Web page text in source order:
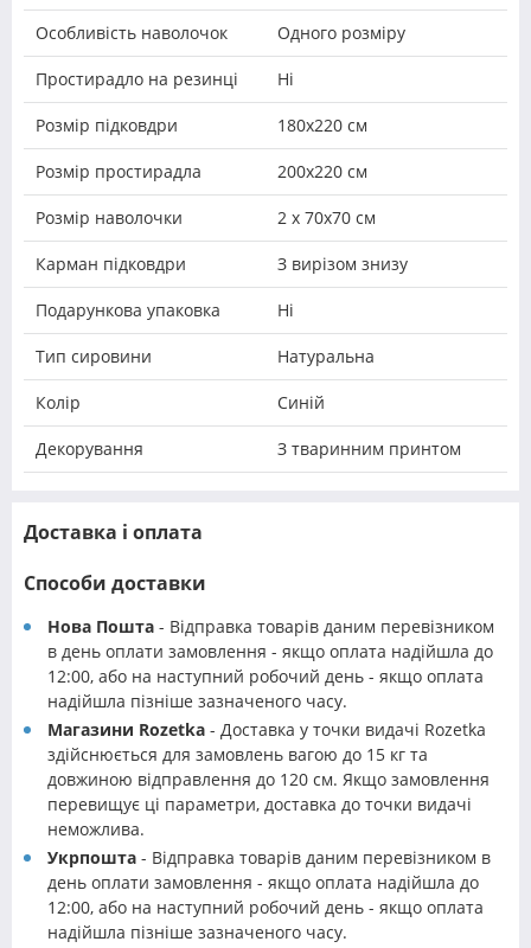
Особливість наволочок Одного розміру
Простирадло на резинці Ні
Розмір підковдри 180х220 см
Розмір простирадла 200х220 см
Розмір наволочки 2 х 70х70 см
Карман підковдри З вирізом знизу
Подарункова упаковка Ні
Тип сировини Натуральна
Колір Синій
Декорування З тваринним принтом
Доставка і оплата
Способи доставки
Нова Пошта - Відправка товарів даним перевізником
в день оплати замовлення - якщо оплата надійшла до
12:00, або на наступний робочий день - якщо оплата
надійшла пізніше зазначеного часу.
Магазини Rozetka - Доставка у точки видачі Rozetka
здійснюється для замовлень вагою до 15 кг та
довжиною відправлення до 120 см. Якщо замовлення
перевищує ці параметри, доставка до точки видачі
неможлива.
Укрпошта - Відправка товарів даним перевізником в
день оплати замовлення - якщо оплата надійшла до
12:00, або на наступний робочий день - якщо оплата
надійшла пізніше зазначеного часу.